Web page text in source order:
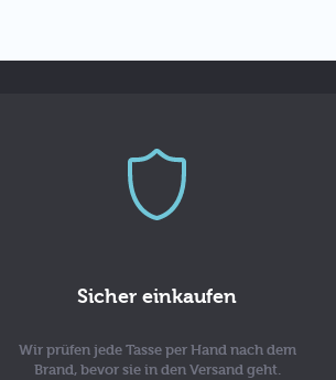
Sicher einkaufen
Wir prüfen jede Tasse per Hand nach dem
Brand, bevor sie in den Versand geht.